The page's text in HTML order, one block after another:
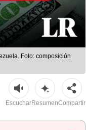
Foto: composición
EscucharResumenCompartir